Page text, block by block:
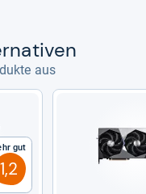
aus
gut
1,2